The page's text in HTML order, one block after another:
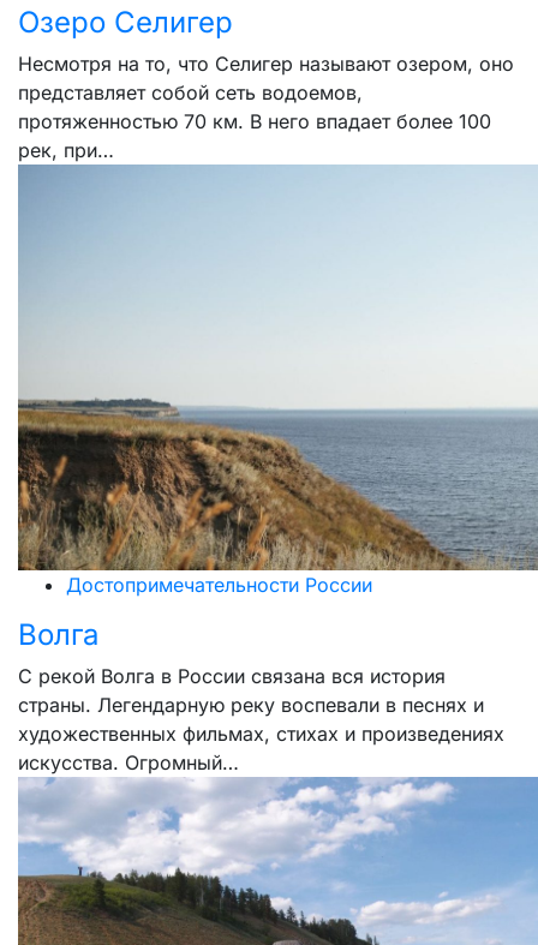
Озеро Селигер
Несмотря на то, что Селигер называют озером, оно
представляет собой сеть водоемов,
протяженностью 70 км. В него впадает более 100
рек, при…
Достопримечательности России
Волга
С рекой Волга в России связана вся история
страны. Легендарную реку воспевали в песнях и
художественных фильмах, стихах и произведениях
искусства. Огромный…